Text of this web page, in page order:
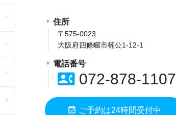
住所
〒575-0023
大阪府四條畷市楠公1-12-1
電話番号
contact_phone072-878-1107
event_available ご予約は24時間受付中